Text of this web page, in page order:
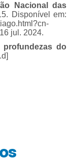
Nacional das
Disponível em:
jul. 2024.
profundezas do